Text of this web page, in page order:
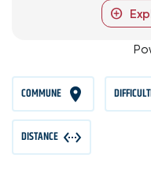
COMMUNE
DISTANCE